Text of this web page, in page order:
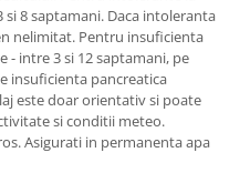
8 saptamani. Daca intoleranta
nelimitat. Pentru insuficienta
intre 3 si 12 saptamani, pe
insuficienta pancreatica
este doar orientativ si poate
si conditii meteo.
Asigurati in permanenta apa